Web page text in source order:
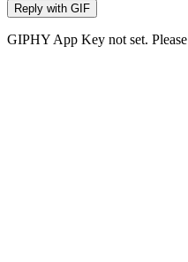
Reply with GIF
GIPHY App Key not set.